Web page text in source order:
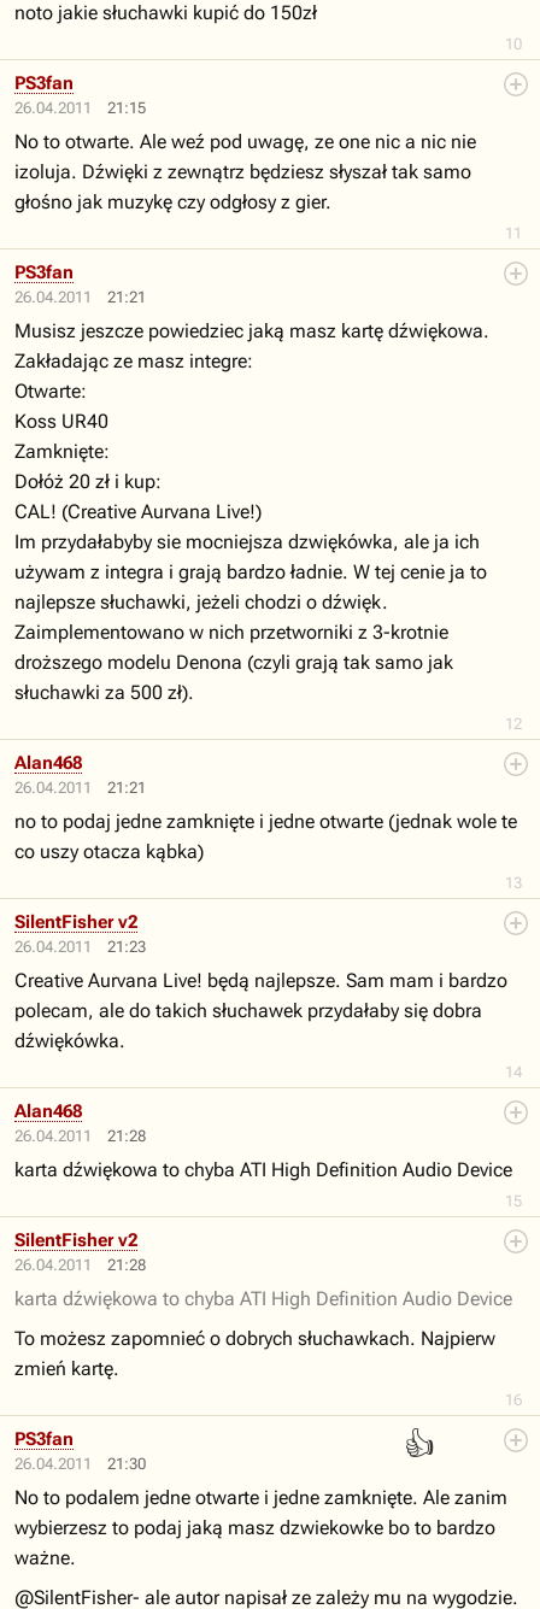
10
noto jakie słuchawki kupić do 150zł
26.04.2011 21:15
11
PS3fan
No to otwarte. Ale weź pod uwagę, ze one nic a nic nie
izoluja. Dźwięki z zewnątrz będziesz słyszał tak samo
głośno jak muzykę czy odgłosy z gier.
26.04.2011 21:21
12
PS3fan
Musisz jeszcze powiedziec jaką masz kartę dźwiękowa.
Zakładając ze masz integre:
Otwarte:
Koss UR40
Zamknięte:
Dołóż 20 zł i kup:
CAL! (Creative Aurvana Live!)
Im przydałabyby sie mocniejsza dzwiękówka, ale ja ich
używam z integra i grają bardzo ładnie. W tej cenie ja to
najlepsze słuchawki, jeżeli chodzi o dźwięk.
Zaimplementowano w nich przetworniki z 3-krotnie
droższego modelu Denona (czyli grają tak samo jak
słuchawki za 500 zł).
26.04.2011 21:21
13
Alan468
no to podaj jedne zamknięte i jedne otwarte (jednak wole te
co uszy otacza kąbka)
26.04.2011 21:23
14
SilentFisher v2
Creative Aurvana Live! będą najlepsze. Sam mam i bardzo
polecam, ale do takich słuchawek przydałaby się dobra
dźwiękówka.
26.04.2011 21:28
15
Alan468
karta dźwiękowa to chyba ATI High Definition Audio Device
26.04.2011 21:28
16
SilentFisher v2
karta dźwiękowa to chyba ATI High Definition Audio Device
To możesz zapomnieć o dobrych słuchawkach. Najpierw
zmień kartę.
26.04.2011 21:30
👍
PS3fan
No to podalem jedne otwarte i jedne zamknięte. Ale zanim
wybierzesz to podaj jaką masz dzwiekowke bo to bardzo
ważne.
@SilentFisher- ale autor napisał ze zależy mu na wygodzie.